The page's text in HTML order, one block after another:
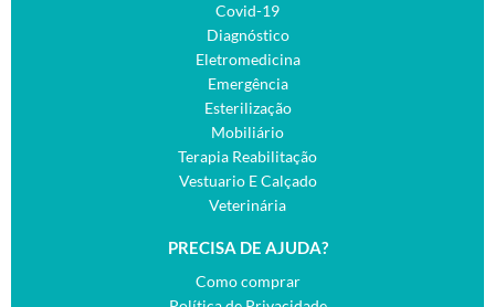
Covid-19
Diagnóstico
Eletromedicina
Emergência
Esterilização
Mobiliário
Terapia Reabilitação
Vestuario E Calçado
Veterinária
PRECISA DE AJUDA?
Como comprar